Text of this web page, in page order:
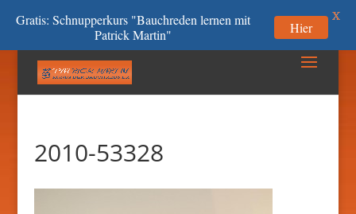
2010-53328
Gratis: Schnupperkurs "Bauchreden lernen mit
Patrick Martin"
Hier
X